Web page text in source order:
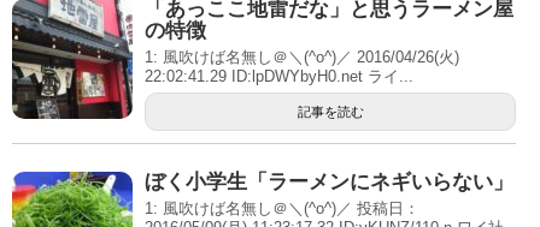
「あっここ地雷だな」と思うラーメン屋
の特徴
1: 風吹けば名無し＠＼(^o^)／ 2016/04/26(火)
22:02:41.29 ID:lpDWYbyH0.net ライ...
記事を読む
ぼく小学生「ラーメンにネギいらない」
1: 風吹けば名無し＠＼(^o^)／ 投稿日：